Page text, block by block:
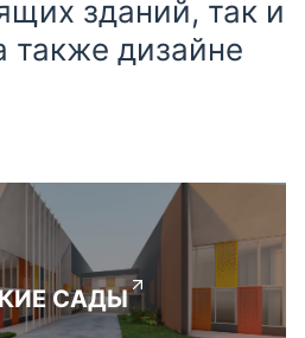
зданий, так и
также дизайне
САДЫ